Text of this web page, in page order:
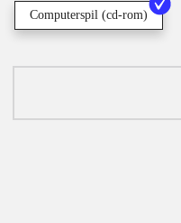
Computerspil (cd-rom)